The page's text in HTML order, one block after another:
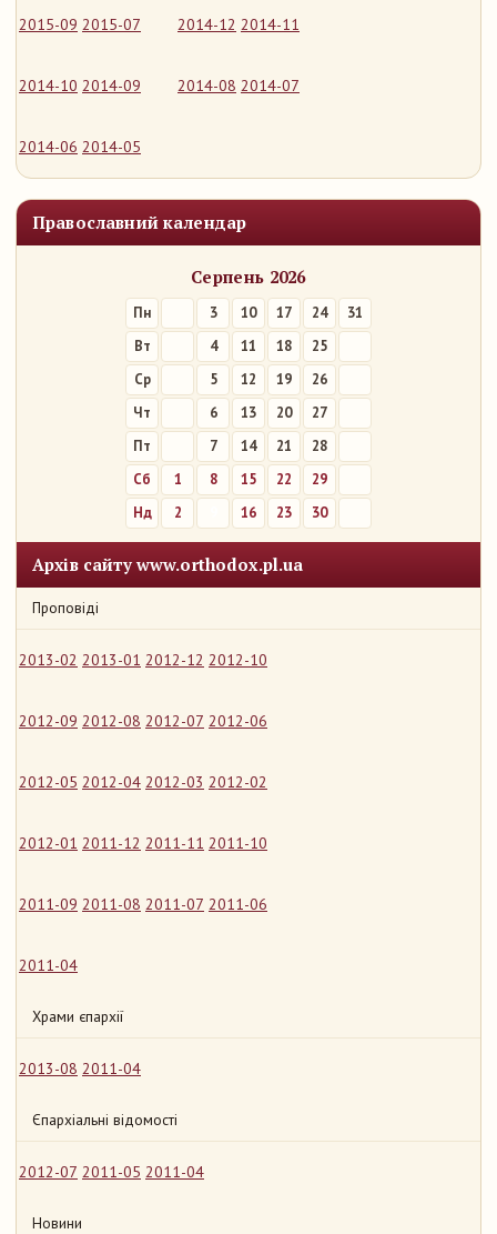
2015-09 2015-07 2014-12 2014-11
2014-10 2014-09 2014-08 2014-07
2014-06 2014-05
Православний календар
Серпень 2026
Пн 3 10 17 24
31
Вт
4 11 18
25
Ср
5 12 19
26
Чт
6 13 20
27
Пт
7 14 21
28
Сб
1 8 15 22
29
Нд
2 16 23 30
Архів сайту www.orthodox.pl.ua
Проповіді
2013-02 2013-01 2012-12 2012-10
2012-09 2012-08 2012-07 2012-06
2012-05 2012-04 2012-03 2012-02
2012-01 2011-12 2011-11 2011-10
2011-09 2011-08 2011-07 2011-06
2011-04
Храми єпархії
2013-08 2011-04
Єпархіальні відомості
2012-07 2011-05 2011-04
Новини